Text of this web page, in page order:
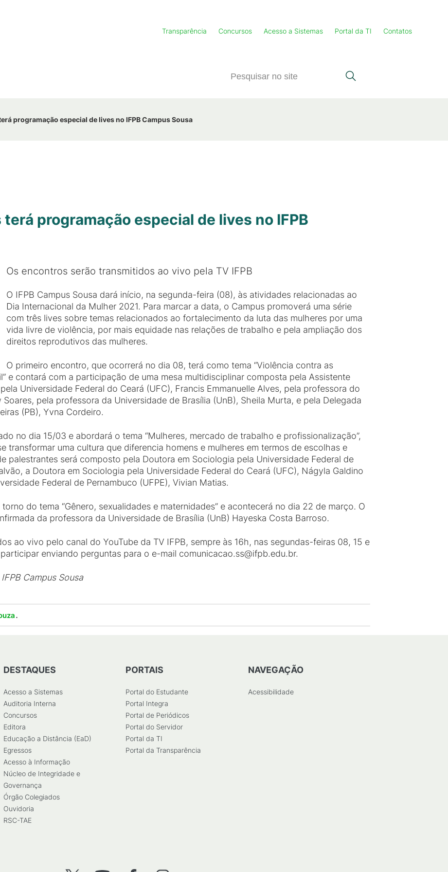
Transparência Concursos Acesso a Sistemas Portal da TI Contatos
programação especial de lives no IFPB Campus Sousa
programação especial de lives no IFPB
Os encontros serão transmitidos ao vivo pela TV IFPB
O IFPB Campus Sousa dará início, na segunda-feira (08), às atividades relacionadas ao
Dia Internacional da Mulher 2021. Para marcar a data, o Campus promoverá uma série
com três lives sobre temas relacionados ao fortalecimento da luta das mulheres por uma
vida livre de violência, por mais equidade nas relações de trabalho e pela ampliação dos
direitos reprodutivos das mulheres.
O primeiro encontro, que ocorrerá no dia 08, terá como tema “Violência contra as
e contará com a participação de uma mesa multidisciplinar composta pela Assistente
Universidade Federal do Ceará (UFC), Francis Emmanuelle Alves, pela professora do
Soares, pela professora da Universidade de Brasília (UnB), Sheila Murta, e pela Delegada
(PB), Yvna Cordeiro.
no dia 15/03 e abordará o tema “Mulheres, mercado de trabalho e profissionalização”,
transformar uma cultura que diferencia homens e mulheres em termos de escolhas e
palestrantes será composto pela Doutora em Sociologia pela Universidade Federal de
a Doutora em Sociologia pela Universidade Federal do Ceará (UFC), Nágyla Galdino
Federal de Pernambuco (UFPE), Vivian Matias.
do tema “Gênero, sexualidades e maternidades” e acontecerá no dia 22 de março. O
da professora da Universidade de Brasília (UnB) Hayeska Costa Barroso.
ao vivo pelo canal do YouTube da TV IFPB, sempre às 16h, nas segundas-feiras 08, 15 e
enviando perguntas para o e-mail comunicacao.ss@ifpb.edu.br.
Campus Sousa
.
DESTAQUES
Acesso a Sistemas
Auditoria Interna
Concursos
Editora
Educação a Distância (EaD)
Egressos
Acesso à Informação
Núcleo de Integridade e
Governança
Órgão Colegiados
Ouvidoria
RSC-TAE
PORTAIS
Portal do Estudante
Portal Integra
Portal de Periódicos
Portal do Servidor
Portal da TI
Portal da Transparência
NAVEGAÇÃO
Acessibilidade